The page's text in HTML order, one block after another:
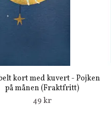
kort med kuvert - Pojken
på månen (Fraktfritt)
49 kr